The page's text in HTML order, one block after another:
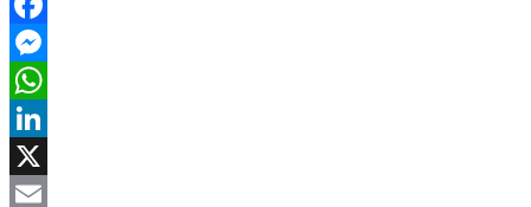
Facebook
Messenger
WhatsApp
LinkedIn
X